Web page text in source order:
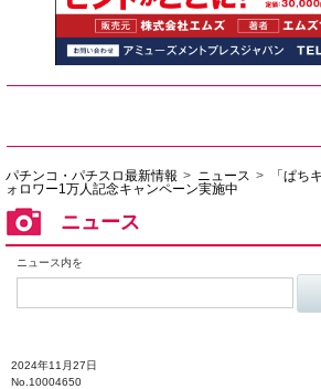
パチンコ・パチスロ最新情報 ニュース
「ぱち
ォロワー1万人記念キャンペーン実施中
ニュース
ニュース内を
2024年11月27日
No.10004650